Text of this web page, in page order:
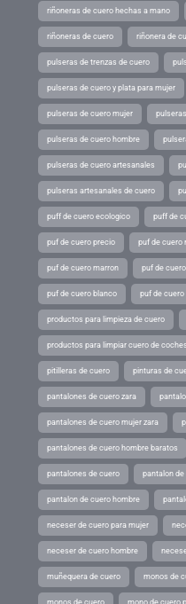
riñoneras de cuero hechas a mano
riñoneras de cuero riñonera de
pulseras de trenzas de cuero
pulseras de cuero y plata para mujer
pulseras de cuero mujer
pulseras de cuero hombre
pulseras de cuero artesanales
pulseras artesanales de cuero
puff de cuero ecologico puff de
puf de cuero precio puf de cuero
puf de cuero marron puf de
puf de cuero blanco puf de cuero
productos para limpieza de cuero
productos para limpiar cuero de coches
pitilleras de cuero pinturas de
pantalones de cuero zara
pantalones de cuero mujer zara
pantalones de cuero hombre baratos
pantalones de cuero pantalon de
pantalon de cuero hombre
neceser de cuero para mujer
neceser de cuero hombre
muñequera de cuero monos de
monos de cuero mono de cuero